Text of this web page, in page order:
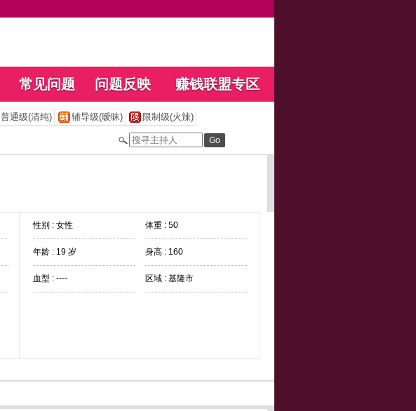
常见问题 问题反映 赚钱联盟专区
普通级(清纯) 辅导级(暧昧) 限制级(火辣)
性别 : 女性 体重 : 50
年龄 : 19 岁 身高 : 160
血型 : ---- 区域 : 基隆市